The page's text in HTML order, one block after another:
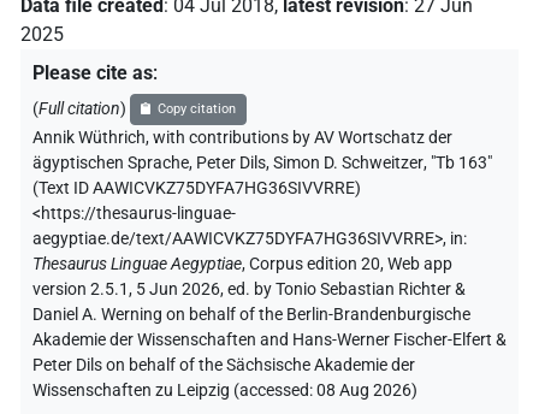
Data file created : 04 Jul 2018, latest revision: 27 Jun
2025
Please cite as:
(Full citation) Copy citation
Annik Wüthrich,with contributions byAV Wortschatz der
ägyptischen Sprache, Peter Dils,Simon D. Schweitzer, "Tb 163"
(Text ID AAWICVKZ75DYFA7HG36SIVVRRE)
<https://thesaurus-linguae-
aegyptiae.de/text/AAWICVKZ75DYFA7HG36SIVVRRE>, in:
Thesaurus Linguae Aegyptiae,Corpus edition 20, Web app
version 2.5.1, 5 Jun 2026, ed. by Tonio Sebastian Richter &
Daniel A. Werning on behalf of the Berlin-Brandenburgische
Akademie der Wissenschaften and Hans-Werner Fischer-Elfert &
Peter Dils on behalf of the Sächsische Akademie der
Wissenschaften zu Leipzig (accessed:08 Aug 2026)